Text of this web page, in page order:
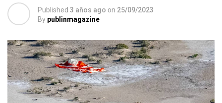
Published 3 años ago on 25/09/2023
By publinmagazine